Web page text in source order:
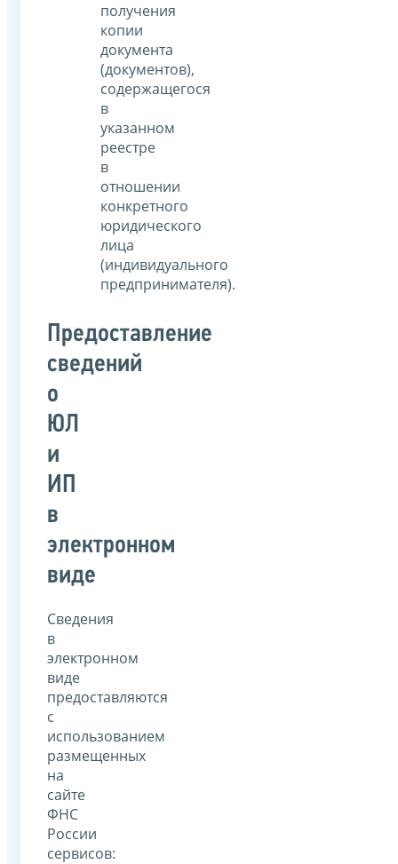
получения
копии
документа
(документов),
содержащегося
в
указанном
реестре
в
отношении
конкретного
юридического
лица
(индивидуального
предпринимателя).
Предоставление
сведений
о
ЮЛ
и
ИП
в
электронном
виде
Сведения
в
электронном
виде
предоставляются
с
использованием
размещенных
на
сайте
ФНС
России
сервисов: